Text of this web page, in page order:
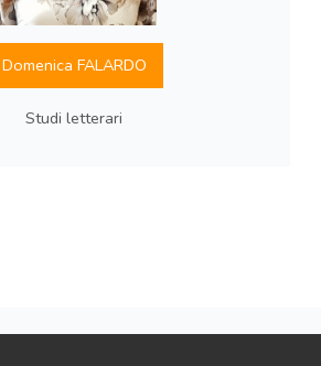
Domenica FALARDO
Studi letterari